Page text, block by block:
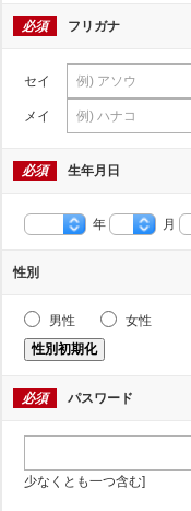
必須 フリガナ
セイ
メイ
必須 生年月日
年 月
性別
男性
女性
性別初期化
必須 パスワード
少なくとも一つ含む]